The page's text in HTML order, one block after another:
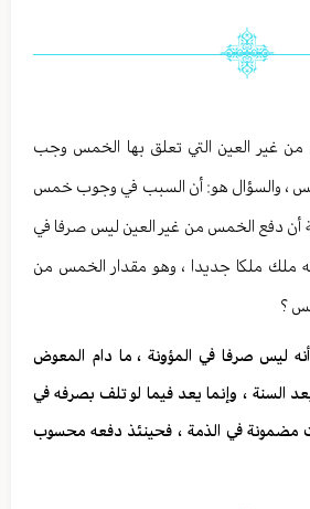
من غير العين التي تعلق بها الخمس وجب
، والسؤال هو: أن السبب في وجوب خمس
دفع الخمس من غير العين ليس صرفا في
ملك ملكا جديدا ، وهو مقدار الخمس من
؟
ليس صرفا في المؤونة ، ما دام المعوض
السنة ، وإنما يعد فيما لو تلف بصرفه في
مضمونة في الذمة ، فحينئذ دفعه محسوب